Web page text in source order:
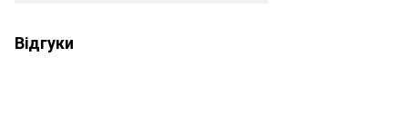
Відгуки